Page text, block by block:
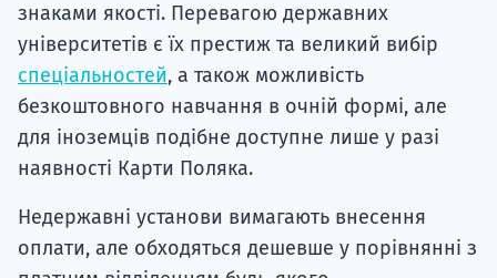
знаками якості. Перевагою державних
університетів є їх престиж та великий вибір
спеціальностей, а також можливість
безкоштовного навчання в очній формі, але
для іноземців подібне доступне лише у разі
наявності Карти Поляка.
Недержавні установи вимагають внесення
оплати, але обходяться дешевше у порівнянні з